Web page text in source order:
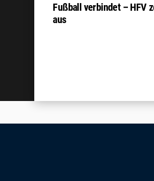
Fußball verbindet – HFV
aus